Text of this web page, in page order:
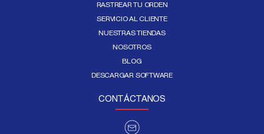
RASTREAR TU ORDEN
SERVICIO AL CLIENTE
NUESTRAS TIENDAS
NOSOTROS
BLOG
DESCARGAR SOFTWARE
CONTÁCTANOS